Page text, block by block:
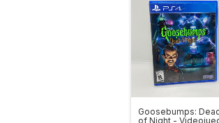
Goosebumps:
of Night -